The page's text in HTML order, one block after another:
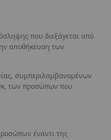
που διεξάγεται από
αποθήκευση των
συμπεριλαμβανομένων
των προσώπων που
έναντι της